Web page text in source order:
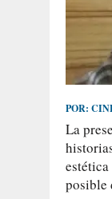
POR:
La
posible